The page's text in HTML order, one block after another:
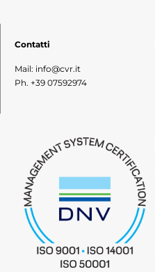
Contatti
Mail: info@cvr.it
Ph. +39 07592974